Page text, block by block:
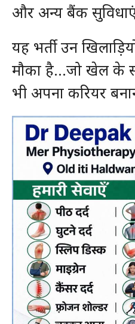
और अन्य बैंक सुविधाएं
यह भर्ती उन
मौका है…जो खेल के
भी अपना करियर